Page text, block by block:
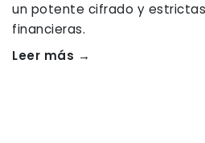
un potente cifrado y
financieras.
Leer más →